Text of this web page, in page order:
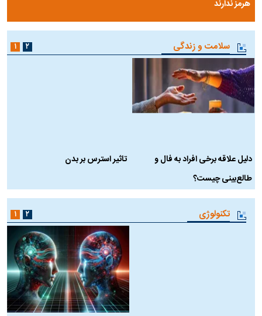
هرمز ندارند
سلامت و زندگی
دلیل علاقه برخی افراد به فال و
طالع‌بینی چیست؟
تاثیر استرس بر بدن
۱ ۲
تکنولوژی ۱ ۲